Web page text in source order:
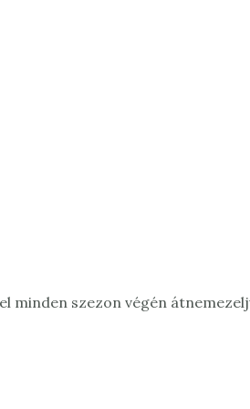
minden szezon végén